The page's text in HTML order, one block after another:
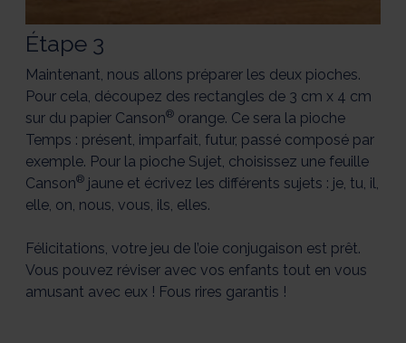
Étape 3
Maintenant, nous allons préparer les deux pioches.
Pour cela, découpez des rectangles de 3 cm x 4 cm
sur du papier Canson® orange. Ce sera la pioche
Temps : présent, imparfait, futur, passé composé par
exemple. Pour la pioche Sujet, choisissez une feuille
Canson® jaune et écrivez les différents sujets : je, tu, il,
elle, on, nous, vous, ils, elles.
Félicitations, votre jeu de l’oie conjugaison est prêt.
Vous pouvez réviser avec vos enfants tout en vous
amusant avec eux ! Fous rires garantis !